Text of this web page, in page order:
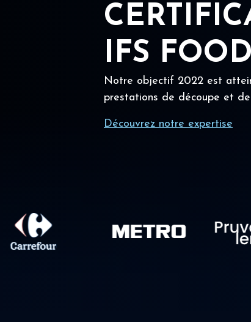
IFS FOOD
Notre objectif 2022 est
prestations de découpe et
Découvrez notre expertise